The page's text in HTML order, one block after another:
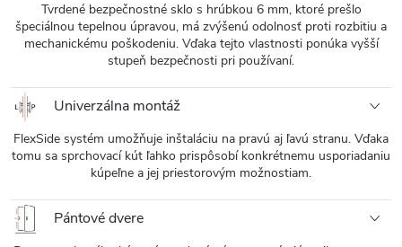
Tvrdené bezpečnostné sklo s hrúbkou 6 mm, ktoré prešlo
špeciálnou tepelnou úpravou, má zvýšenú odolnosť proti rozbitiu a
mechanickému poškodeniu. Vďaka tejto vlastnosti ponúka vyšší
stupeň bezpečnosti pri používaní.
Univerzálna montáž
FlexSide systém umožňuje inštaláciu na pravú aj ľavú stranu. Vďaka
tomu sa sprchovací kút ľahko prispôsobí konkrétnemu usporiadaniu
kúpeľne a jej priestorovým možnostiam.
Pántové dvere